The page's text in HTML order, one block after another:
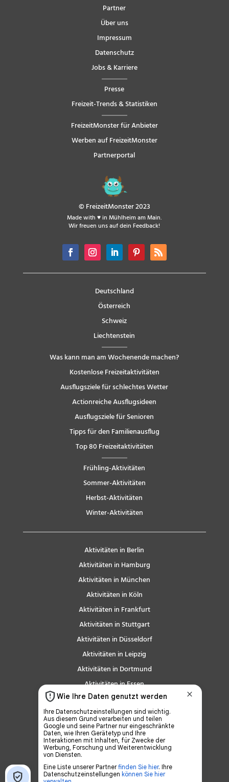
Partner
Über uns
Impressum
Datenschutz
Jobs & Karriere
Presse
Freizeit-Trends & Statistiken
FreizeitMonster für Anbieter
Werben auf FreizeitMonster
Partnerportal
© FreizeitMonster 2023
Made with ♥ in Mühlheim am Main.
Wir freuen uns auf dein Feedback!
Deutschland
Österreich
Schweiz
Liechtenstein
Was kann man am Wochenende machen?
Kostenlose Freizeitaktivitäten
Ausflugsziele für schlechtes Wetter
Actionreiche Ausflugsideen
Ausflugsziele für Senioren
Tipps für den Familienausflug
Top 80 Freizeitaktivitäten
Frühling-Aktivitäten
Sommer-Aktivitäten
Herbst-Aktivitäten
Winter-Aktivitäten
Aktivitäten in Berlin
Aktivitäten in Hamburg
Aktivitäten in München
Aktivitäten in Köln
Aktivitäten in Frankfurt
Aktivitäten in Stuttgart
Aktivitäten in Düsseldorf
Aktivitäten in Leipzig
Aktivitäten in Dortmund
Aktivitäten in Essen
Aktivitäten in Bremen
Aktivitäten in Dresden
Aktivitäten in Hannover
Aktivitäten in Nürnberg
Aktivitäten in Duisburg
Aktivitäten in Bochum